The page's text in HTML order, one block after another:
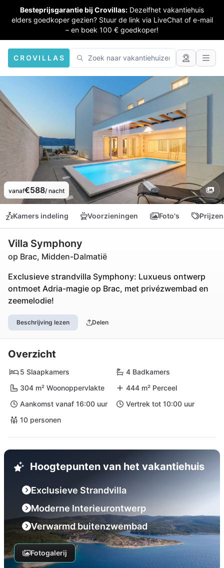
Besteprijsgarantie bij Crovillas: Dezelfhet vakantiehuis
elders goedkoper gezien? Stuur de link via LiveChat of e-mail
– en boek 100 € goedkoper!
CROVILLAS
vanaf€588/ nacht
Kamers indeling Voorzieningen Foto's
Villa Symphony
op Brac, Midden-Dalmatië
Exclusieve strandvilla Symphony: Luxueus ontwerp
ontmoet Adria-magie op Brac, met privézwembad en
zeemelodie!
Beschrijving lezen Delen
Overzicht
5 Slaapkamers
4 Badkamers
304 m² Woonoppervlakte
444 m² Perceel
Aankomst vanaf 16:00 uur
Vertrek tot 10:00 uur
10 personen
Hoogtepunten van het vakantiehuis
Exclusieve Strandvilla
Moderne Interieurontwerp
Verwarmd buitenzwembad
Fotogalerij